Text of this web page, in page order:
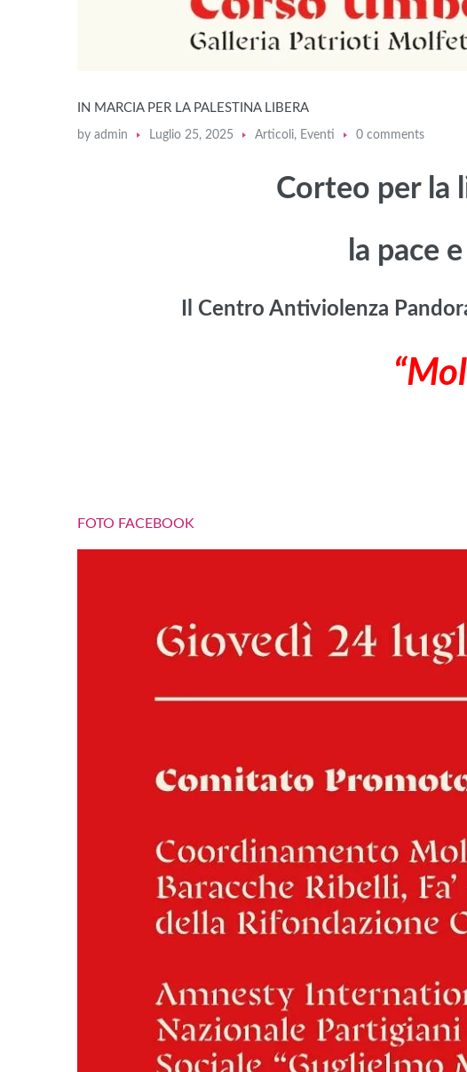
IN MARCIA PER LA PALESTINA LIBERA
by admin Luglio 25, 2025 Articoli, Eventi 0 comments
Corteo per la
la pace
Il Centro Antiviolenza
FOTO FACEBOOK